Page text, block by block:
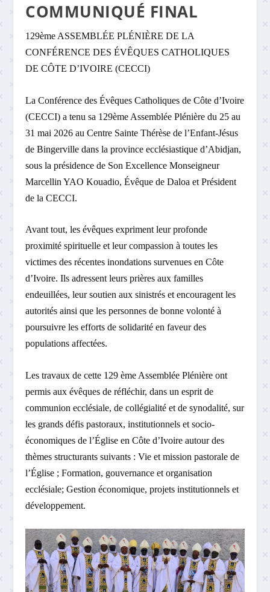
COMMUNIQUÉ FINAL
129ème ASSEMBLÉE PLÉNIÈRE DE LA
CONFÉRENCE DES ÉVÊQUES CATHOLIQUES
DE CÔTE D’IVOIRE (CECCI)
La Conférence des Évêques Catholiques de Côte d’Ivoire
(CECCI) a tenu sa 129ème Assemblée Plénière du 25 au
31 mai 2026 au Centre Sainte Thérèse de l’Enfant-Jésus
de Bingerville dans la province ecclésiastique d’Abidjan,
sous la présidence de Son Excellence Monseigneur
Marcellin YAO Kouadio, Évêque de Daloa et Président
de la CECCI.
Avant tout, les évêques expriment leur profonde
proximité spirituelle et leur compassion à toutes les
victimes des récentes inondations survenues en Côte
d’Ivoire. Ils adressent leurs prières aux familles
endeuillées, leur soutien aux sinistrés et encouragent les
autorités ainsi que les personnes de bonne volonté à
poursuivre les efforts de solidarité en faveur des
populations affectées.
Les travaux de cette 129ème Assemblée Plénière ont
permis aux évêques de réfléchir, dans un esprit de
communion ecclésiale, de collégialité et de synodalité, sur
les grands défis pastoraux, institutionnels et socio-
économiques de l’Église en Côte d’Ivoire autour des
thèmes structurants suivants : Vie et mission pastorale de
l’Église ; Formation, gouvernance et organisation
ecclésiale; Gestion économique, projets institutionnels et
développement.